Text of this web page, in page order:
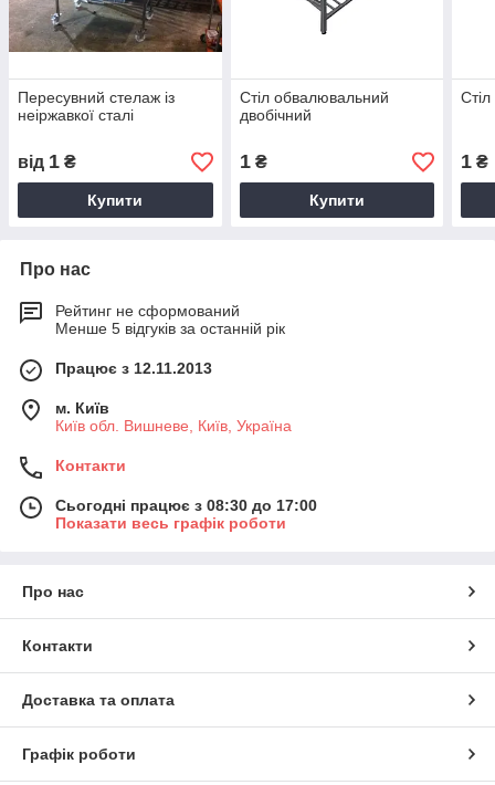
Пересувний стелаж із
неіржавкої сталі
від 1 ₴
Купити
Стіл обвалювальний
двобічний
1₴
Купити
1 ₴
Про нас
Рейтинг не сформований
Менше 5 відгуків за останній рік
Працює з 12.11.2013
м. Київ
Київ обл. Вишневе, Київ, Україна
Контакти
Сьогодні працює з 08:30 до 17:00
Показати весь графік роботи
Про нас
Контакти
Доставка та оплата
Графік роботи